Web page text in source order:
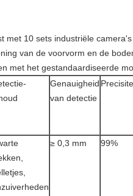
met 10 sets industriële
van de voorvorm en de
met het gestandaardiseerde
Genauigheid
van detectie
≥ 0,3 mm 99%